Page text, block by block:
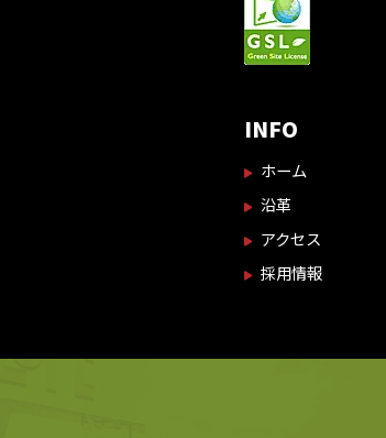
INFO
ホーム
沿革
アクセス
採用情報